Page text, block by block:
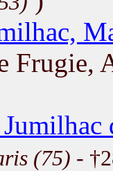
Frugie,
(75) -